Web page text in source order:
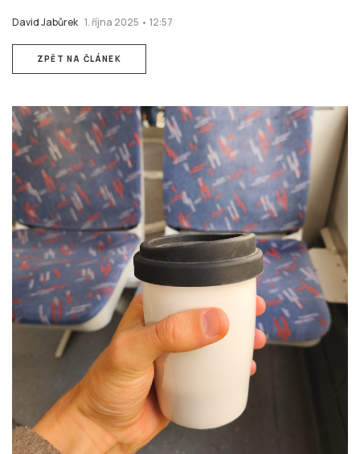
David Jabůrek 1. října 2025 • 12:57
ZPĚT NA ČLÁNEK